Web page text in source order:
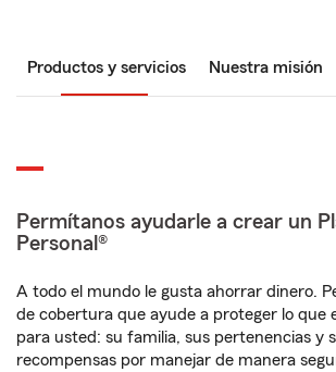
Productos y servicios Nuestra misión
Permítanos ayudarle a crear un
Personal®
A todo el mundo le gusta ahorrar dinero.
de cobertura que ayude a proteger lo que
para usted: su familia, sus pertenencias y
recompensas por manejar de manera